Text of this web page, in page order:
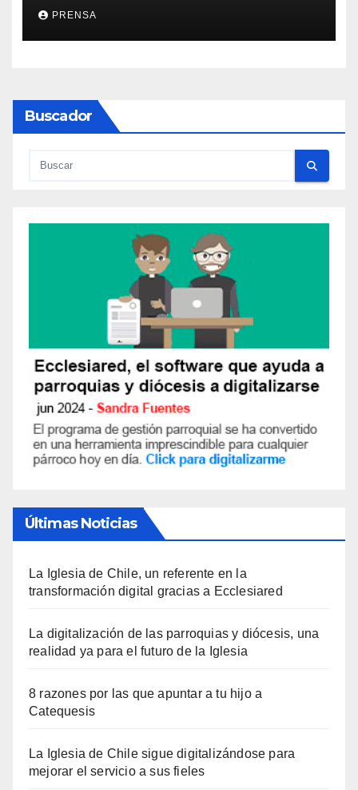
PRENSA
Buscador
Últimas Noticias
La Iglesia de Chile, un referente en la
transformación digital gracias a Ecclesiared
La digitalización de las parroquias y diócesis, una
realidad ya para el futuro de la Iglesia
8 razones por las que apuntar a tu hijo a
Catequesis
La Iglesia de Chile sigue digitalizándose para
mejorar el servicio a sus fieles